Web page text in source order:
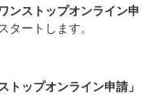
ワンストップオンライン申
タートします。
トップオンライン申請」